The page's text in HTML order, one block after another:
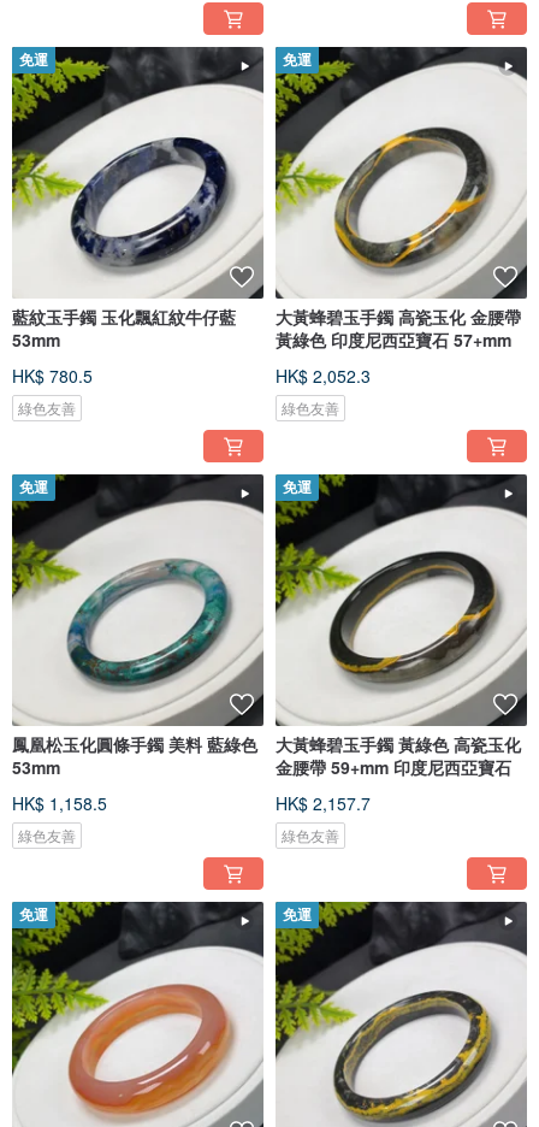
免運
藍紋玉手鐲 玉化飄紅紋牛仔藍
53mm
HK$ 780.5
綠色友善
免運
大黃蜂碧玉手鐲 高瓷玉化 金腰帶
黃綠色 印度尼西亞寶石 57+mm
HK$ 2,052.3
綠色友善
免運
鳳凰松玉化圓條手鐲 美料 藍綠色
53mm
HK$ 1,158.5
綠色友善
免運
大黃蜂碧玉手鐲 黃綠色 高瓷玉化
金腰帶 59+mm 印度尼西亞寶石
HK$ 2,157.7
綠色友善
免運 免運